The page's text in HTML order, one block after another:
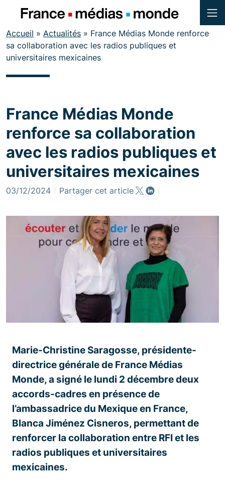
Menu
Contenu
Pied de page
Accueil » Actualités » France Médias Monde renforce
sa collaboration avec les radios publiques et
universitaires mexicaines
France Médias Monde
renforce sa collaboration
avec les radios publiques et
universitaires mexicaines
03/12/2024 Partager cet article
Marie-Christine Saragosse, présidente-
directrice générale de France Médias
Monde, a signé le lundi 2 décembre deux
accords-cadres en présence de
l’ambassadrice du Mexique en France,
Blanca Jiménez Cisneros, permettant de
renforcer la collaboration entre RFI et les
radios publiques et universitaires
mexicaines.